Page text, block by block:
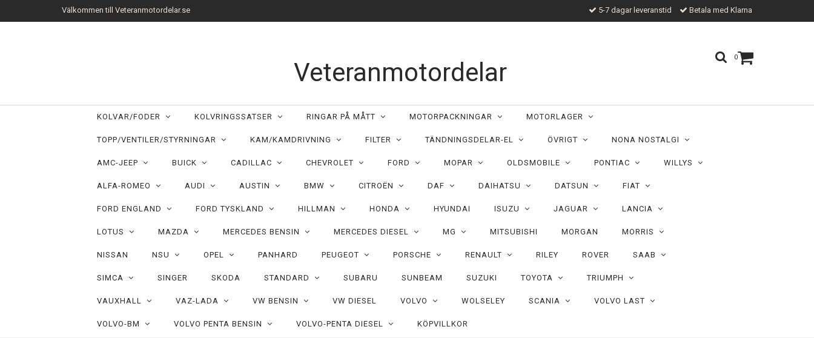
Välkommen till Veteranmotordelar.se 5-7 dagar leveranstid Betala med Klarna
0
Veteranmotordelar
KOLVAR/FODER KOLVRINGSSATSER RINGAR PÅ MÅTT MOTORPACKNINGAR MOTORLAGER
TOPP/VENTILER/STYRNINGAR KAM/KAMDRIVNING FILTER TÄNDNINGSDELAR-EL ÖVRIGT NONA NOSTALGI
AMC-JEEP BUICK CADILLAC CHEVROLET FORD MOPAR OLDSMOBILE PONTIAC WILLYS
ALFA-ROMEO AUDI AUSTIN BMW CITROËN DAF DAIHATSU DATSUN FIAT
FORD ENGLAND FORD TYSKLAND HILLMAN HONDA HYUNDAI ISUZU JAGUAR LANCIA
LOTUS MAZDA MERCEDES BENSIN MERCEDES DIESEL MG MITSUBISHI MORGAN MORRIS
NISSAN NSU OPEL PANHARD PEUGEOT PORSCHE RENAULT RILEY ROVER SAAB
SIMCA SINGER SKODA STANDARD SUBARU SUNBEAM SUZUKI TOYOTA TRIUMPH
VAUXHALL VAZ-LADA VW BENSIN VW DIESEL VOLVO WOLSELEY SCANIA VOLVO LAST
VOLVO-BM VOLVO PENTA BENSIN VOLVO-PENTA DIESEL KÖPVILLKOR